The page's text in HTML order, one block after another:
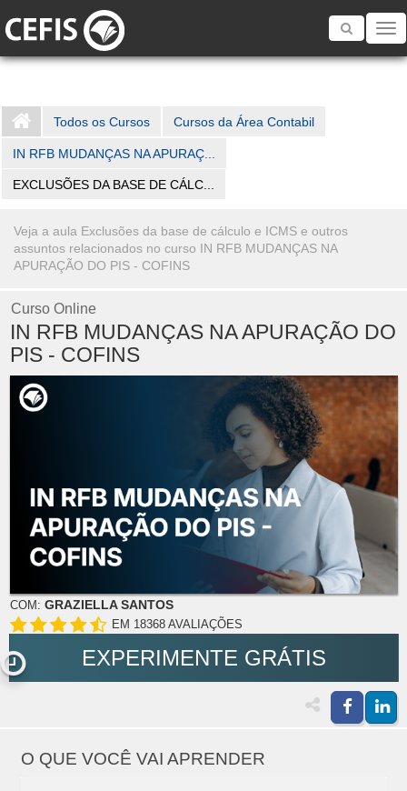
Toggle
Todos os Cursos Cursos da Área Contabil
IN RFB MUDANÇAS NA APURAÇ...
EXCLUSÕES DA BASE DE CÁLC...
Veja a aula Exclusões da base de cálculo e ICMS e outros
assuntos relacionados no curso IN RFB MUDANÇAS NA
APURAÇÃO DO PIS - COFINS
Curso Online
IN RFB MUDANÇAS NA APURAÇÃO DO
PIS - COFINS
COM: GRAZIELLA SANTOS
EM 18368 AVALIAÇÕES
EXPERIMENTE GRÁTIS
O QUE VOCÊ VAI APRENDER